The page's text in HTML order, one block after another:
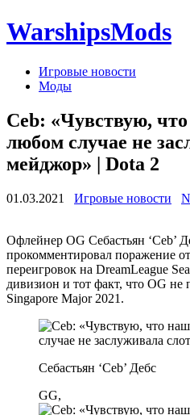
WarshipsMods
Игровые новости
Моды
Ceb: «Чувствую,
любом случае не
мейджор» | Dota 2
01.03.2021 Игровые новости
Офлейнер OG Себастьян ‘Ceb’
прокомментировал поражение
переигровок на DreamLeague
дивизион и тот факт, что OG не
Singapore Major 2021.
Себастьян ‘Ceb’ Дебс
GG,